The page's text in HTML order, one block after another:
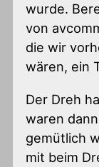
wurde.
von
die wir
wären, ein
Der Dreh
waren
gemütlich
mit beim